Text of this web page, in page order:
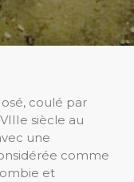
coulé par
siècle au
une
comme
et